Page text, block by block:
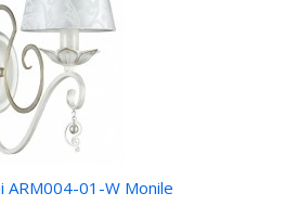
ARM004-01-W Monile